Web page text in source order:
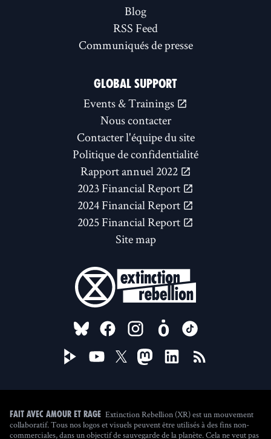
Blog
RSS Feed
Communiqués de presse
GLOBAL SUPPORT
Events & Trainings
Nous contacter
Contacter l'équipe du site
Politique de confidentialité
Rapport annuel 2022
2023 Financial Report
2024 Financial Report
2025 Financial Report
Site map
FOLLOW US ON
Fait avec amour et rage Extinction Rebellion (XR) est un mouvement
collaboratif. Tous nos logos et visuels peuvent être utilisés à des fins non-
commerciales, dans un objectif de sauvegarde de la planète. Cela ne veut pas